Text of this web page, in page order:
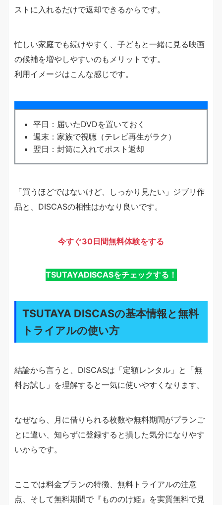
ストに入れるだけで返却できるからです。
忙しい家庭でも続けやすく、子どもと一緒に見る映画
の候補を増やしやすいのもメリットです。
利用イメージはこんな感じです。
平日：届いたDVDを置いておく
週末：家族で視聴（テレビ再生がラク）
翌日：封筒に入れてポスト返却
「買うほどではないけど、しっかり見たい」ジブリ作
品と、DISCASの相性はかなり良いです。
今すぐ30日間無料体験をする
TSUTAYADISCASをチェックする！
TSUTAYA DISCASの基本情報と無料
トライアルの使い方
結論から言うと、DISCASは「定額レンタル」と「無
料お試し」を理解すると一気に使いやすくなります。
なぜなら、月に借りられる枚数や無料期間がプランご
とに違い、知らずに登録すると損した気分になりやす
いからです。
ここでは料金プランの特徴、無料トライアルの注意
点、そして無料期間で『もののけ姫』を実質無料で見